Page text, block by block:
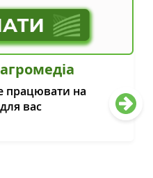
працювати на
вас